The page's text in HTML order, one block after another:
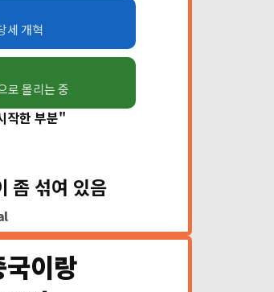
세 개혁
로 몰리는 중
작한 부분"
좀 섞여 있음
국이랑